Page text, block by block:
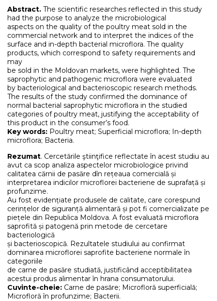
Abstract. The scientific researches reflected in this study
had the purpose to analyze the microbiological
aspects on the quality of the poultry meat sold in the
commercial network and to interpret the indices of the
surface and in-depth bacterial microflora. The quality
products, which correspond to safety requirements and
may
be sold in the Moldovan markets, were highlighted. The
saprophytic and pathogenic microflora were evaluated
by bacteriological and bacterioscopic research methods.
The results of the study confirmed the dominance of
normal bacterial saprophytic microflora in the studied
categories of poultry meat, justifying the acceptability of
this product in the consumer’s food.
Key words: Poultry meat; Superficial microflora; In-depth
microflora; Bacteria.
Rezumat. Cercetările ştiinţifice reflectate în acest studiu au
avut ca scop analiza aspectelor microbiologice privind
calitatea cărnii de pasăre dîn rețeaua comercială și
interpretarea indicilor microflorei bacteriene de suprafață și
profunzime.
Au fost evidențiate produsele de calitate, care corespund
cerințelor de siguranță alimentară și pot fi comercializate pe
piețele din Republica Moldova. A fost evaluată microflora
saprofită și patogenă prin metode de cercetare
bacteriologică
și bacterioscopică. Rezultatele studiului au confirmat
dominarea microflorei saprofite bacteriene normale în
categoriile
de carne de pasăre studiată, justificând acceptibilitatea
acestui produs alimentar în hrana consumatorului.
Cuvinte-cheie: Carne de pasăre; Microfloră superficială;
Microfloră în profunzime; Bacterii.